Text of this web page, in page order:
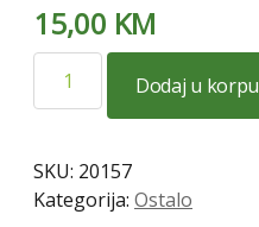
15,00 KM
19246-
19-
Dodaj u korpu
SKU: 20157
Kategorija: Ostalo